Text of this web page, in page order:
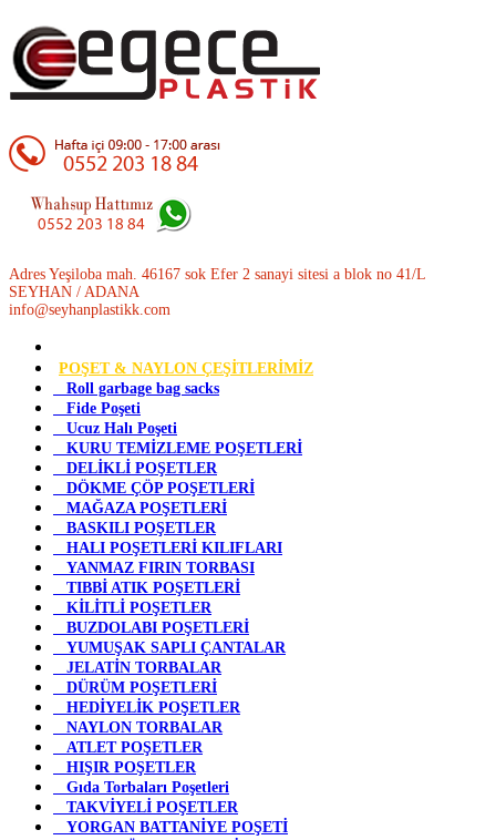
Adres Yeşiloba mah. 46167 sok Efer 2 sanayi sitesi a blok no 41/L
SEYHAN / ADANA
info@seyhanplastikk.com
POŞET & NAYLON ÇEŞİTLERİMİZ
Roll garbage bag sacks
Fide Poşeti
Ucuz Halı Poşeti
KURU TEMİZLEME POŞETLERİ
DELİKLİ POŞETLER
DÖKME ÇÖP POŞETLERİ
MAĞAZA POŞETLERİ
BASKILI POŞETLER
HALI POŞETLERİ KILIFLARI
YANMAZ FIRIN TORBASI
TIBBİ ATIK POŞETLERİ
KİLİTLİ POŞETLER
BUZDOLABI POŞETLERİ
YUMUŞAK SAPLI ÇANTALAR
JELATİN TORBALAR
DÜRÜM POŞETLERİ
HEDİYELİK POŞETLER
NAYLON TORBALAR
ATLET POŞETLER
HIŞIR POŞETLER
Gıda Torbaları Poşetleri
TAKVİYELİ POŞETLER
YORGAN BATTANİYE POŞETİ